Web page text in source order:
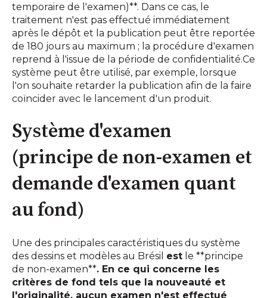
temporaire de l'examen)**. Dans ce cas, le
traitement n'est pas effectué immédiatement
après le dépôt et la publication peut être reportée
de 180 jours au maximum ; la procédure d'examen
reprend à l'issue de la période de confidentialité.Ce
système peut être utilisé, par exemple, lorsque
l'on souhaite retarder la publication afin de la faire
coïncider avec le lancement d'un produit.
Système d'examen
(principe de non-examen et
demande d'examen quant
au fond)
Une des principales caractéristiques du système
des dessins et modèles au Brésil est le **principe
de non-examen**. En ce qui concerne les
critères de fond tels que la nouveauté et
l'originalité, aucun examen n'est effectué